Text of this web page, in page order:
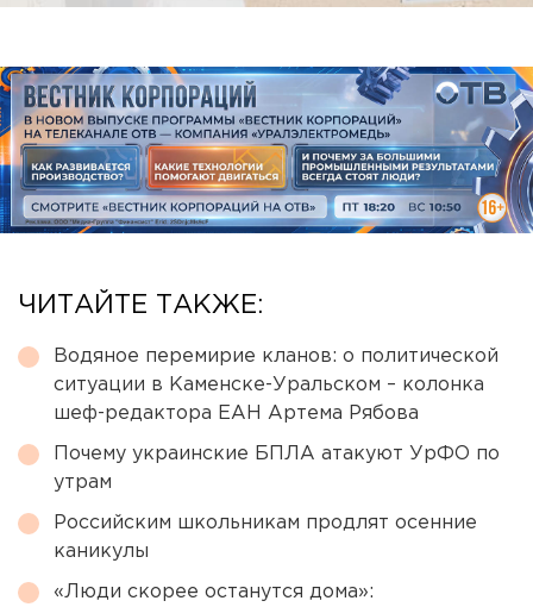
ЧИТАЙТЕ ТАКЖЕ:
Водяное перемирие кланов: о политической
ситуации в Каменске-Уральском – колонка
шеф-редактора ЕАН Артема Рябова
Почему украинские БПЛА атакуют УрФО по
утрам
Российским школьникам продлят осенние
каникулы
«Люди скорее останутся дома»: